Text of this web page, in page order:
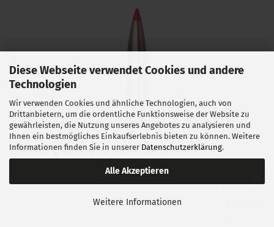
Diese Webseite verwendet Cookies und andere
Technologien
Wir verwenden Cookies und ähnliche Technologien, auch von
Drittanbietern, um die ordentliche Funktionsweise der Website zu
gewährleisten, die Nutzung unseres Angebotes zu analysieren und
Ihnen ein bestmögliches Einkaufserlebnis bieten zu können. Weitere
Informationen finden Sie in unserer Datenschutzerklärung.
Alle Akzeptieren
Weitere Informationen
Hornady .243 ELD Match 108 gr 100 Stück